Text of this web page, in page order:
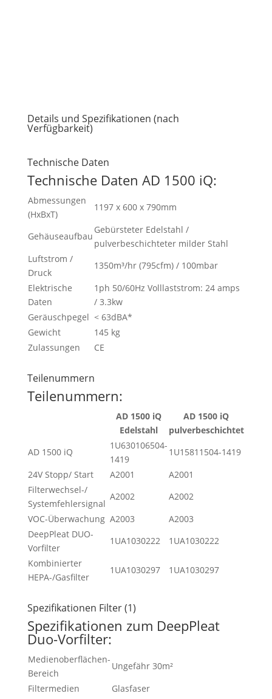
Details und Spezifikationen (nach
Verfügbarkeit)
Technische Daten
Technische Daten AD 1500 iQ:
Abmessungen
(HxBxT)
1197 x 600 x 790mm
Gehäuseaufbau
Gebürsteter Edelstahl /
pulverbeschichteter milder Stahl
Luftstrom /
Druck
1350m³/hr (795cfm) / 100mbar
Elektrische
Daten
1ph 50/60Hz Volllaststrom: 24 amps
/ 3.3kw
Geräuschpegel < 63dBA*
Gewicht
145 kg
Zulassungen
CE
Teilenummern
Teilenummern:
AD 1500 iQ
Edelstahl
AD 1500 iQ
pulverbeschichtet
AD 1500 iQ
1U630106504-
1419
1U15811504-1419
24V Stopp/ Start
A2001
A2001
Filterwechsel-/
Systemfehlersignal
A2002
A2002
VOC-Überwachung A2003
A2003
DeepPleat DUO-
Vorfilter
1UA1030222
1UA1030222
Kombinierter
HEPA-/Gasfilter
1UA1030297 1UA1030297
Spezifikationen Filter (1)
Spezifikationen zum DeepPleat
Duo-Vorfilter:
Medienoberflächen-
Bereich
Ungefähr 30m²
Filtermedien
Glasfaser